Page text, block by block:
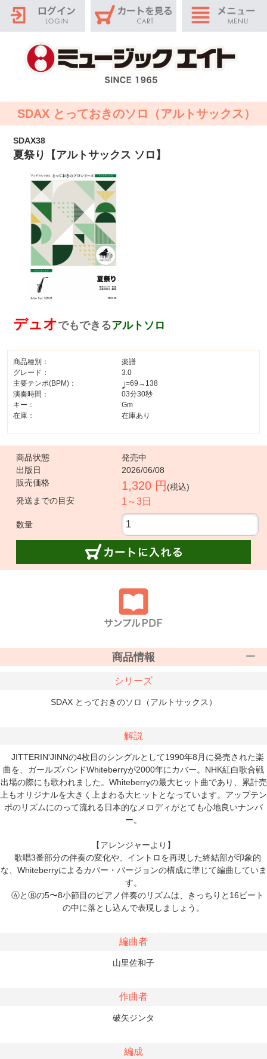
SDAX とっておきのソロ（アルトサックス）
SDAX38
夏祭り【アルトサックス ソロ】
デュオでもできるアルトソロ
商品種別：
楽譜
グレード：
3.0
主要テンポ(BPM)：
=69→138
演奏時間：
03分30秒
キー：
Gm
在庫：
在庫あり
商品状態
発売中
出版日
2026/06/08
販売価格
1,320 円 (税込)
発送までの目安
1～3日
数量
商品情報
シリーズ
SDAX とっておきのソロ（アルトサックス）
解説
JITTERIN'JINNの4枚目のシングルとして1990年8月に発売された楽
曲を、ガールズバンドWhiteberryが2000年にカバー。NHK紅白歌合戦
出場の際にも歌われました。Whiteberryの最大ヒット曲であり、累計売
上もオリジナルを大きく上まわる大ヒットとなっています。アップテン
ポのリズムにのって流れる日本的なメロディがとても心地良いナンバ
ー。
【アレンジャーより】
歌唱3番部分の伴奏の変化や、イントロを再現した終結部が印象的
な、Whiteberryによるカバー・バージョンの構成に準じて編曲していま
す。
ⒶとⒷの5〜8小節目のピアノ伴奏のリズムは、きっちりと16ビート
の中に落とし込んで表現しましょう。
編曲者
山里佐和子
作曲者
破矢ジンタ
編成